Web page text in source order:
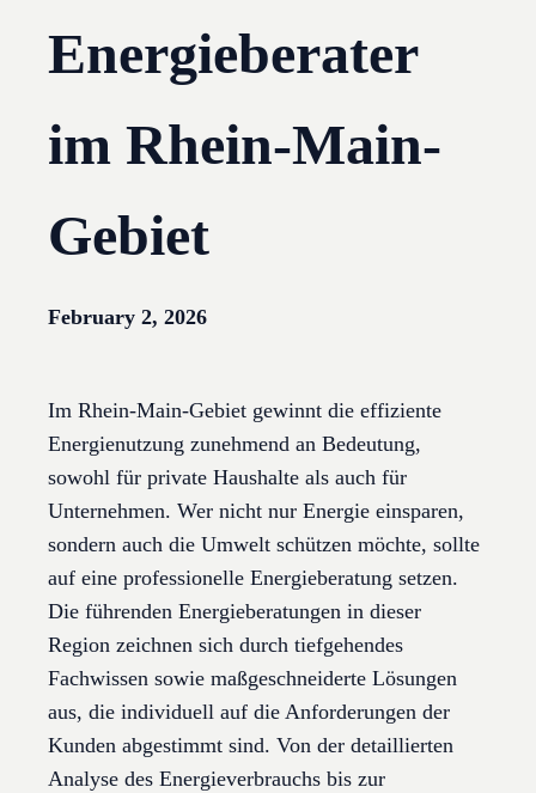
Energieberater
im Rhein-Main-
Gebiet
February 2, 2026
Im Rhein-Main-Gebiet gewinnt die effiziente
Energienutzung zunehmend an Bedeutung,
sowohl für private Haushalte als auch für
Unternehmen. Wer nicht nur Energie einsparen,
sondern auch die Umwelt schützen möchte, sollte
auf eine professionelle Energieberatung setzen.
Die führenden Energieberatungen in dieser
Region zeichnen sich durch tiefgehendes
Fachwissen sowie maßgeschneiderte Lösungen
aus, die individuell auf die Anforderungen der
Kunden abgestimmt sind. Von der detaillierten
Analyse des Energieverbrauchs bis zur